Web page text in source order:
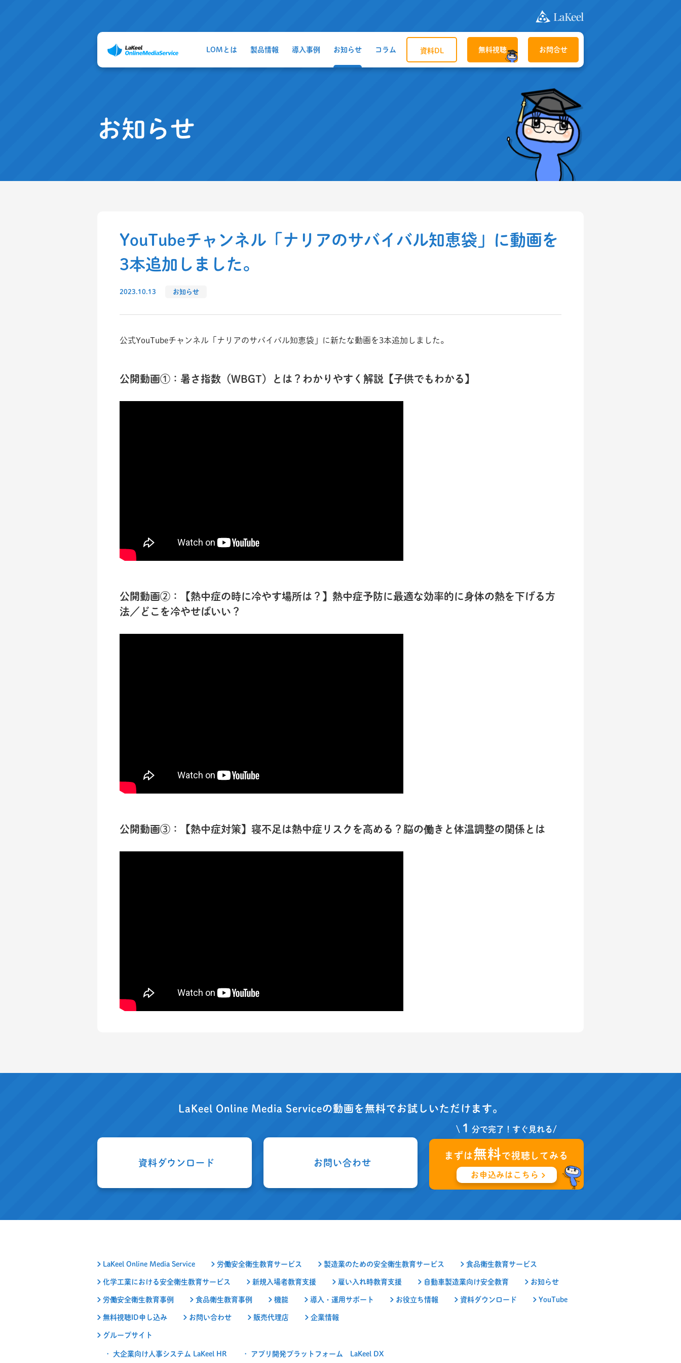
LOMとは 製品情報 導入事例 お知らせ コラム 資料DL 無料視聴 お問合せ
お知らせ
YouTubeチャンネル「ナリアのサバイバル知恵袋」に動画を
3本追加しました。
2023.10.13 お知らせ
公式YouTubeチャンネル「ナリアのサバイバル知恵袋」に新たな動画を3本追加しました。
公開動画①：暑さ指数（WBGT）とは？わかりやすく解説【子供でもわかる】
公開動画②：【熱中症の時に冷やす場所は？】熱中症予防に最適な効率的に身体の熱を下げる方
法／どこを冷やせばいい？
公開動画③：【熱中症対策】寝不足は熱中症リスクを高める？脳の働きと体温調整の関係とは
LaKeel Online Media Serviceの動画を無料でお試しいただけます。
資料ダウンロード お問い合わせ
\ １分で完了！すぐ見れる/
まずは無料で視聴してみる
お申込みはこちら
LaKeel Online Media Service 労働安全衛生教育サービス 製造業のための安全衛生教育サービス 食品衛生教育サービス
化学工業における安全衛生教育サービス 新規入場者教育支援 雇い入れ時教育支援 自動車製造業向け安全教育 お知らせ
労働安全衛生教育事例 食品衛生教育事例 機能 導入・運用サポート お役立ち情報 資料ダウンロード YouTube
無料視聴ID申し込み お問い合わせ 販売代理店 企業情報
グループサイト
大企業向け人事システム LaKeel HR アプリ開発プラットフォーム LaKeel DX